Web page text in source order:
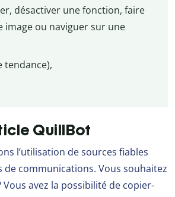
désactiver une fonction, faire
image ou naviguer sur une
tendance),
QuillBot
l’utilisation de sources fiables
de communications. Vous souhaitez
avez la possibilité de copier-